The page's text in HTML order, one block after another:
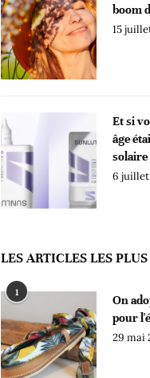
boom
15
Et si
âge
solaire
6 juillet
LES ARTICLES LES
1
On
pour
29 mai